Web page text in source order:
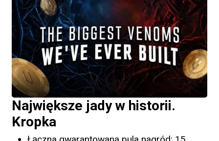
Największe jady w historii.
Kropka